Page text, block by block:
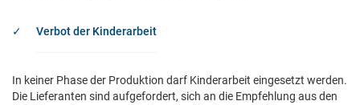
Verbot der Kinderarbeit
In keiner Phase der Produktion darf Kinderarbeit eingesetzt werden.
Die Lieferanten sind aufgefordert, sich an die Empfehlung aus den